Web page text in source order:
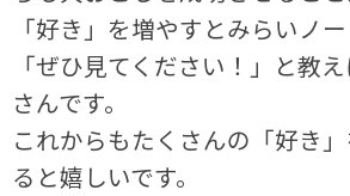
「好き」を増やすとみらいノー
「ぜひ見てください！」と教
さんです。
これからもたくさんの「好き
ると嬉しいです。